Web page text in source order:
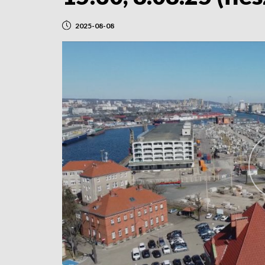
2025-08-08